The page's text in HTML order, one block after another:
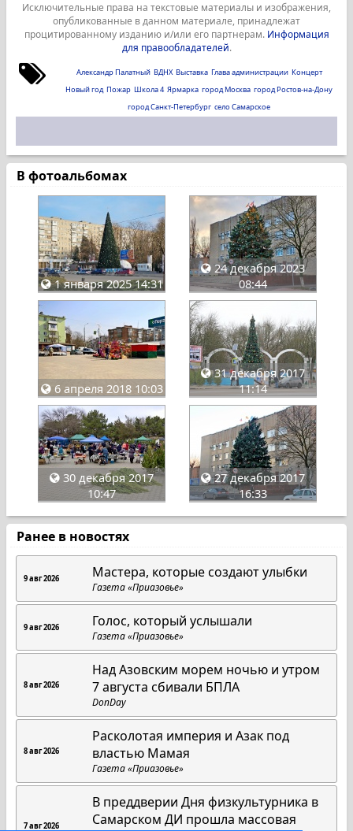
Исключительные права на текстовые материалы и изображения,
опубликованные в данном материале, принадлежат
процитированному изданию и/или его партнерам. Информация
для правообладателей.
Александр Палатный ВДНХ Выставка Глава администрации Концерт
Новый год Пожар Школа 4 Ярмарка город Москва город Ростов-на-Дону
город Санкт-Петербург село Самарское
В фотоальбомах
1 января 2025 14:31
24 декабря 2023
08:44
6 апреля 2018 10:03
31 декабря 2017
11:14
30 декабря 2017
10:47
27 декабря 2017
16:33
Ранее в новостях
9 авг 2026 Мастера, которые создают улыбки
Газета «Приазовье»
9 авг 2026 Голос, который услышали
Газета «Приазовье»
8 авг 2026
Над Азовским морем ночью и утром
7 августа сбивали БПЛА
DonDay
8 авг 2026
Расколотая империя и Азак под
властью Мамая
Газета «Приазовье»
7 авг 2026
В преддверии Дня физкультурника в
Самарском ДИ прошла массовая